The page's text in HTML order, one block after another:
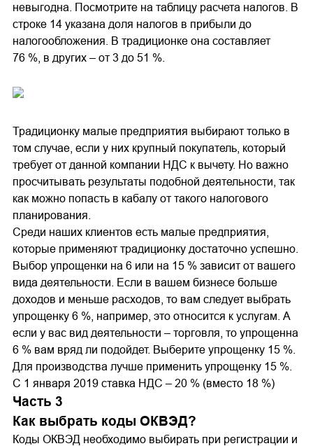
невыгодна. Посмотрите на таблицу расчета налогов. В
строке 14 указана доля налогов в прибыли до
налогообложения. В традиционке она составляет
76 %, в других – от 3 до 51 %.
Традиционку малые предприятия выбирают только в
том случае, если у них крупный покупатель, который
требует от данной компании НДС к вычету. Но важно
просчитывать результаты подобной деятельности, так
как можно попасть в кабалу от такого налогового
планирования.
Среди наших клиентов есть малые предприятия,
которые применяют традиционку достаточно успешно.
Выбор упрощенки на 6 или на 15 % зависит от вашего
вида деятельности. Если в вашем бизнесе больше
доходов и меньше расходов, то вам следует выбрать
упрощенку 6 %, например, это относится к услугам. А
если у вас вид деятельности – торговля, то упрощенна
6 % вам вряд ли подойдет. Выберите упрощенку 15 %.
Для производства лучше применить упрощенку 15 %.
С 1 января 2019 ставка НДС – 20 % (вместо 18 %)
Часть 3
Как выбрать коды ОКВЭД?
Коды ОКВЭД необходимо выбирать при регистрации и